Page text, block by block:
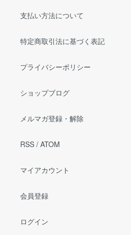
支払い方法について
特定商取引法に基づく表記
プライバシーポリシー
ショップブログ
メルマガ登録・解除
RSS / ATOM
マイアカウント
会員登録
ログイン